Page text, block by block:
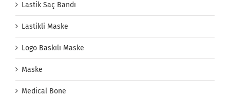
Lastik Saç Bandı
Lastikli Maske
Logo Baskılı Maske
Maske
Medical Bone